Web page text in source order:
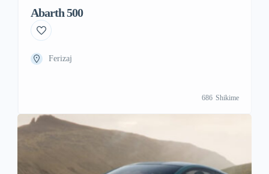
Abarth 500
Ferizaj
686 Shikime